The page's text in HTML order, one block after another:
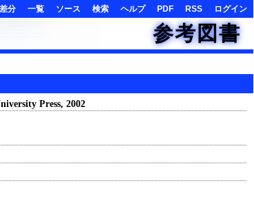
差分 一覧 ソース 検索 ヘルプ PDF RSS ログイン
参考図書
Press, 2002